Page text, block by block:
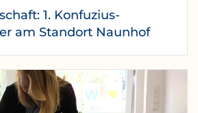
1. Konfuzius-
am Standort Naunhof